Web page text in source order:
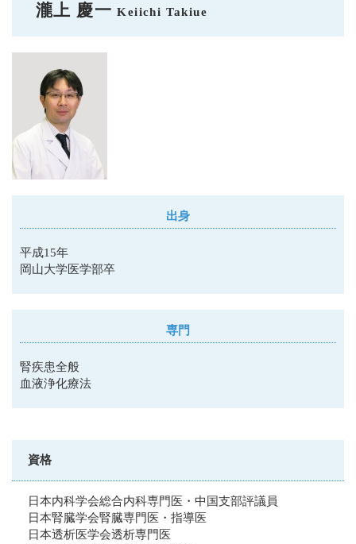
瀧上 慶一Keiichi Takiue
出身
平成15年
岡山大学医学部卒
専門
腎疾患全般
血液浄化療法
資格
日本内科学会総合内科専門医・中国支部評議員
日本腎臓学会腎臓専門医・指導医
日本透析医学会透析専門医